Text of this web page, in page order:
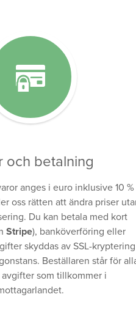
och betalning
anges i euro inklusive 10 %
oss rätten att ändra priser
Du kan betala med kort
Stripe), banköverföring eller
skyddas av SSL-kryptering
Beställaren står för
som tillkommer i